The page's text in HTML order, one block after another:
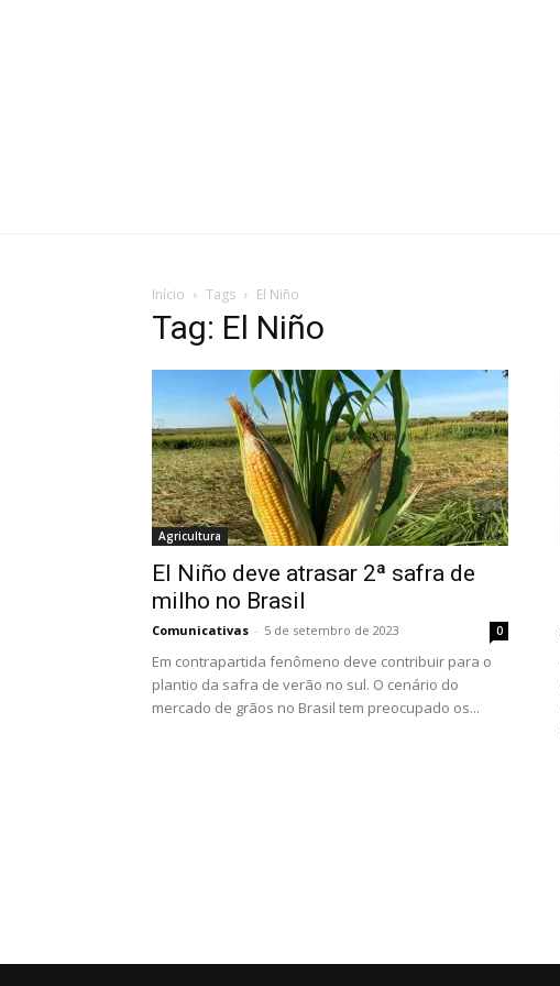
Início Tags El Niño
Tag: El Niño
Agricultura
El Niño deve atrasar 2ª safra de
milho no Brasil
Comunicativas - 5 de setembro de 2023 0
Em contrapartida fenômeno deve contribuir para o
plantio da safra de verão no sul. O cenário do
mercado de grãos no Brasil tem preocupado os...